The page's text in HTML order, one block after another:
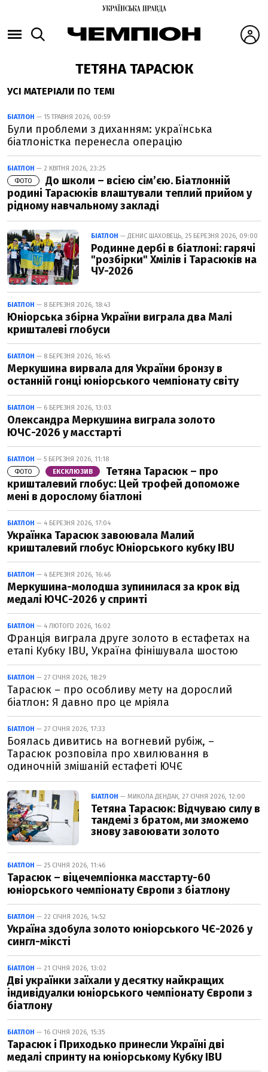
ТЕТЯНА ТАРАСЮК
УСІ МАТЕРІАЛИ ПО ТЕМІ
БІАТЛОН — 15 ТРАВНЯ 2026, 00:59
Були проблеми з диханням: українська
біатлоністка перенесла операцію
БІАТЛОН — 2 КВІТНЯ 2026, 23:25
ФОТО
До школи – всією сім’єю. Біатлонній
родині Тарасюків влаштували теплий прийом у
рідному навчальному закладі
БІАТЛОН — ДЕНИС ШАХОВЕЦЬ, 25 БЕРЕЗНЯ 2026, 09:00
Родинне дербі в біатлоні: гарячі
"розбірки" Хмілів і Тарасюків на
ЧУ-2026
БІАТЛОН — 8 БЕРЕЗНЯ 2026, 18:43
Юніорська збірна України виграла два Малі
кришталеві глобуси
БІАТЛОН — 8 БЕРЕЗНЯ 2026, 16:45
Меркушина вирвала для України бронзу в
останній гонці юніорського чемпіонату світу
БІАТЛОН — 6 БЕРЕЗНЯ 2026, 13:03
Олександра Меркушина виграла золото
ЮЧС-2026 у масстарті
БІАТЛОН — 5 БЕРЕЗНЯ 2026, 11:18
ФОТО
ЕКСКЛЮЗИВ
Тетяна Тарасюк – про
кришталевий глобус: Цей трофей допоможе
мені в дорослому біатлоні
БІАТЛОН — 4 БЕРЕЗНЯ 2026, 17:04
Українка Тарасюк завоювала Малий
кришталевий глобус Юніорського кубку IBU
БІАТЛОН — 4 БЕРЕЗНЯ 2026, 16:46
Меркушина-молодша зупинилася за крок від
медалі ЮЧС-2026 у спринті
БІАТЛОН — 4 ЛЮТОГО 2026, 16:02
Франція виграла друге золото в естафетах на
етапі Кубку IBU, Україна фінішувала шостою
БІАТЛОН — 27 СІЧНЯ 2026, 18:29
Тарасюк – про особливу мету на дорослий
біатлон: Я давно про це мріяла
БІАТЛОН — 27 СІЧНЯ 2026, 17:33
Боялась дивитись на вогневий рубіж, –
Тарасюк розповіла про хвилювання в
одиночній змішаній естафеті ЮЧЄ
БІАТЛОН — МИКОЛА ДЕНДАК, 27 СІЧНЯ 2026, 12:00
Тетяна Тарасюк: Відчуваю силу в
тандемі з братом, ми зможемо
знову завоювати золото
БІАТЛОН — 25 СІЧНЯ 2026, 11:46
Тарасюк – віцечемпіонка масстарту-60
юніорського чемпіонату Європи з біатлону
БІАТЛОН — 22 СІЧНЯ 2026, 14:52
Україна здобула золото юніорського ЧЄ-2026 у
сингл-міксті
БІАТЛОН — 21 СІЧНЯ 2026, 13:02
Дві українки заїхали у десятку найкращих
індивідуалки юніорського чемпіонату Європи з
біатлону
БІАТЛОН — 16 СІЧНЯ 2026, 15:35
Тарасюк і Приходько принесли Україні дві
медалі спринту на юніорському Кубку IBU